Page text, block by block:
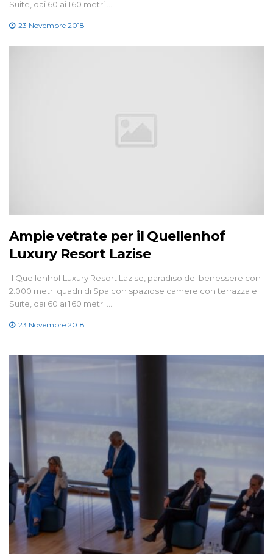
Suite, dai 60 ai 160 metri …
23 Novembre 2018
Ampie vetrate per il Quellenhof
Luxury Resort Lazise
Il Quellenhof Luxury Resort Lazise, paradiso del benessere con
2.000 metri quadri di Spa con spaziose camere con terrazza e
Suite, dai 60 ai 160 metri …
23 Novembre 2018